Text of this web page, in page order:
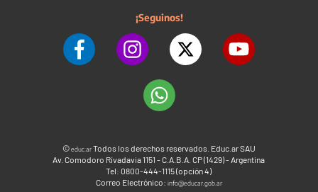
¡Seguinos!
©educ.arTodos los derechos reservados. Educ.ar SAU
Av. Comodoro Rivadavia 1151 - C.A.B.A. CP (1429) - Argentina
Tel: 0800-444-1115 (opción 4)
Correo Electrónico: info@educar.gob.ar